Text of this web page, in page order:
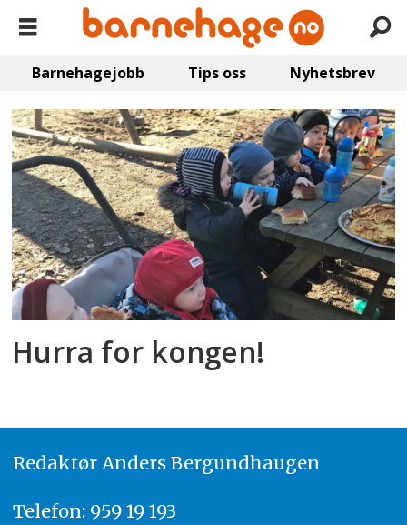
Barnehagejobb Tips oss Nyhetsbrev
Emne:
slangsvold
barnehage
Hurra for kongen!
Redaktør Anders Bergundhaugen
Telefon: 959 19 193